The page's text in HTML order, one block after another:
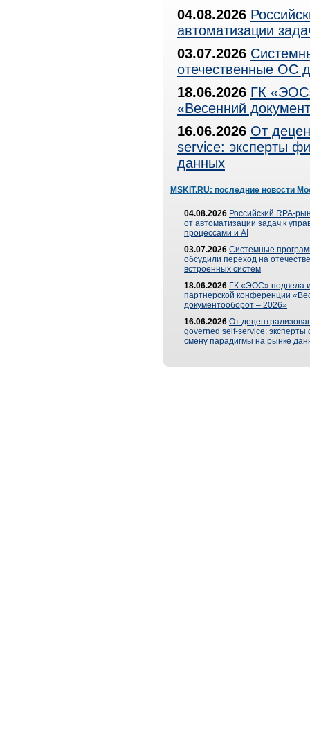
04.08.2026
автоматизации
03.07.2026
отечественные ОС
18.06.2026 ГК
«Весенний
16.06.2026 От
service: эксперты
данных
MSKIT.RU: последние новости
04.08.2026 Российский RPA-
от автоматизации задач к
процессами и AI
03.07.2026 Системные
обсудили переход на
встроенных систем
18.06.2026 ГК «ЭОС» подвела
партнерской конференции
документооборот – 2026»
16.06.2026 От
governed self-service: эксперты
смену парадигмы на рынке